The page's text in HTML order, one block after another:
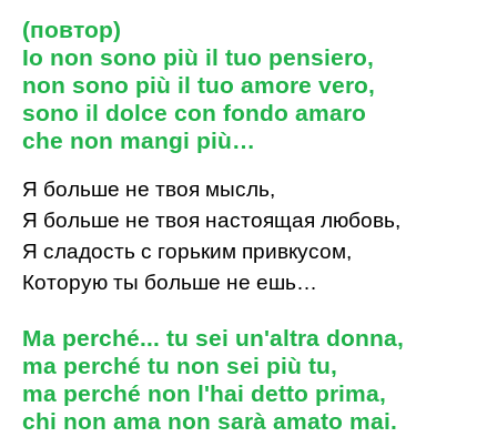
(повтор)
Io non sono più il tuo pensiero,
non sono più il tuo amore vero,
sono il dolce con fondo amaro
che non mangi più…
Я больше не твоя мысль,
Я больше не твоя настоящая любовь,
Я сладость с горьким привкусом,
Которую ты больше не ешь…
Ma perché... tu sei un'altra donna,
ma perché tu non sei più tu,
ma perché non l'hai detto prima,
chi non ama non sarà amato mai.